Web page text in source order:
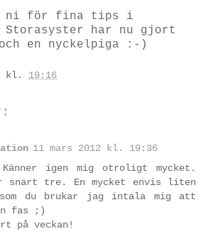
ni för fina tips i
har nu gjort
en nyckelpiga :-)
kl. 19:16
11 mars 2012 kl. 19:36
igen mig otroligt mycket.
snart tre. En mycket envis liten
du brukar jag intala mig att
fas ;)
på veckan!